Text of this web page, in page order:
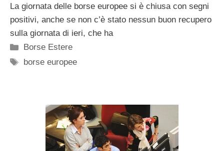
La giornata delle borse europee si è chiusa con segni
positivi, anche se non c’è stato nessun buon recupero
sulla giornata di ieri, che ha
Categorie
Borse Estere
Tag
borse europee